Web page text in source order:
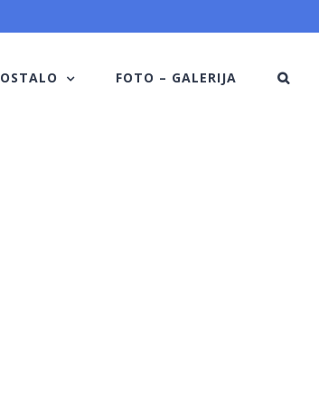
OSTALO FOTO – GALERIJA